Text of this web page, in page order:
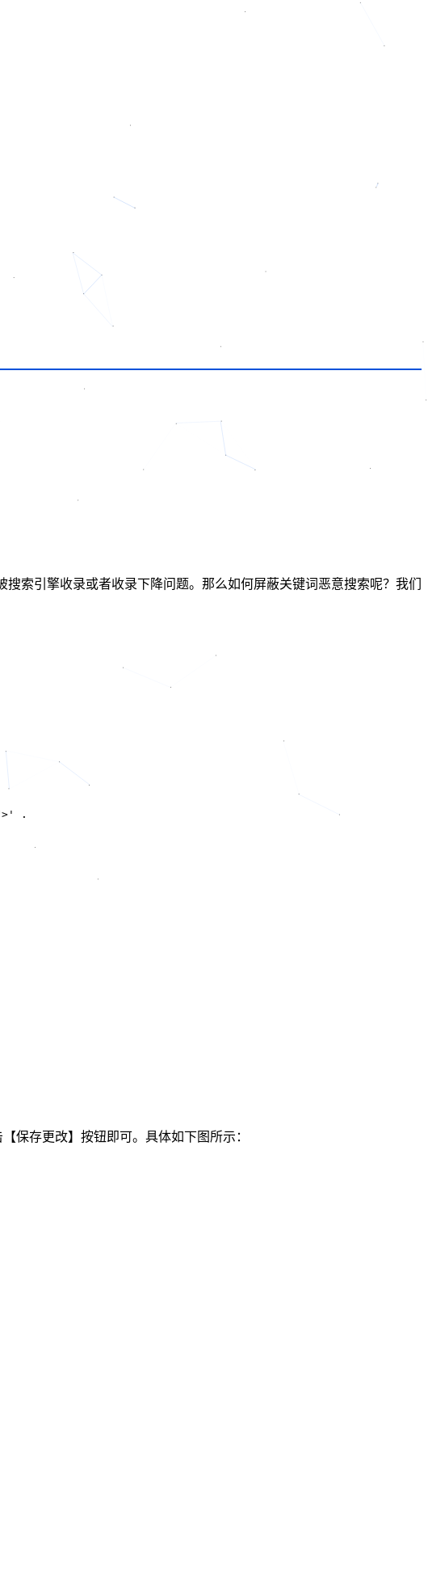
索引擎收录或者收录下降问题。那么如何屏蔽关键词恶意搜索呢？我们
.
保存更改】按钮即可。具体如下图所示：